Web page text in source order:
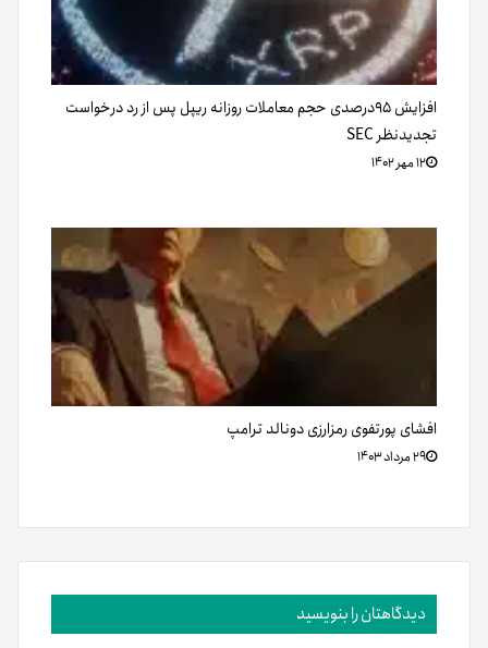
افزایش ۹۵درصدی حجم معاملات روزانه ریپل پس از رد درخواست
تجدیدنظر SEC
۱۲ مهر ۱۴۰۲
افشای پورتفوی رمزارزی دونالد ترامپ
۲۹ مرداد ۱۴۰۳
دیدگاهتان را بنویسید